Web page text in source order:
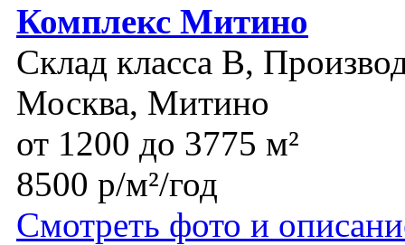
Комплекс Митино
Склад класса B,
Москва, Митино
от 1200 до 3775 м²
8500 р/м²/год
Смотреть фото и